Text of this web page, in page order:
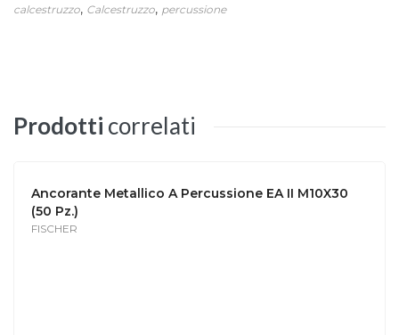
calcestruzzo, Calcestruzzo, percussione
Prodotti correlati
Ancorante Metallico A Percussione EA II M10X30
(50 Pz.)
FISCHER